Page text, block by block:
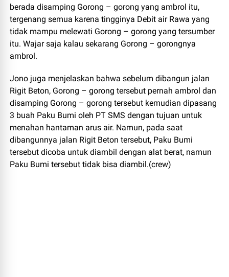
berada disamping Gorong – gorong yang ambrol itu,
tergenang semua karena tingginya Debit air Rawa yang
tidak mampu melewati Gorong – gorong yang tersumber
itu. Wajar saja kalau sekarang Gorong – gorongnya
ambrol.
Jono juga menjelaskan bahwa sebelum dibangun jalan
Rigit Beton, Gorong – gorong tersebut pernah ambrol dan
disamping Gorong – gorong tersebut kemudian dipasang
3 buah Paku Bumi oleh PT SMS dengan tujuan untuk
menahan hantaman arus air. Namun, pada saat
dibangunnya jalan Rigit Beton tersebut, Paku Bumi
tersebut dicoba untuk diambil dengan alat berat, namun
Paku Bumi tersebut tidak bisa diambil.(crew)